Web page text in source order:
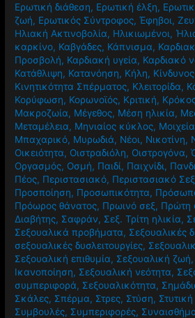
Ερωτική διάθεση, Ερωτική έλξη,
ζωή, Ερωτικός Σύντροφος,Έφηβοι,
Ηλιακή Ακτινοβολία, Ηλικιωμένοι,
καρκίνο, Καβγάδες, Κάπνισμα,
Προσβολή, Καρδιακή υγεία, Καρδιακό
Κατάθλιψη, Κατανόηση, Κήλη,
Κινητικότητα Σπέρματος, Κλειτορίδα,
Κορύφωση, Κορωνοϊός, Κριτική,
Μακροζωία, Μέγεθος, Μέση ηλικία,
Μεταμέλεια, Μηνιαίος κύκλος, Μοιχεία
Μπαχαρικό, Μυρωδιά, Νέοι, Νικοτίνη,
Οικειότητα, Οιστραδιόλη, Οιστρογόνα,
Οργασμός, Οσμή, Παιδί, Παιχνίδι,
Πέος, Περιστασιακό, Περιστασιακό Σεξ
Προσποίηση, Προσωπικότητα,
Πρόωρος θάνατος, Πρωινό σεξ, Πρώτη
Διαβήτης, Σαφράν, Σεξ. Τρίτη ηλικία,
Σεξουαλικά προβήματα, Σεξουαλικές
σεξουαλικές δυσλειτουργίες,
Σεξουαλική επιθυμία, Σεξουαλική ζωή,
Ικανοποίηση, Σεξουαλική νεότητα,
συμπεριφορά, Σεξουαλικότητα,
Σκάλες, Σπέρμα, Στρες, Στύση,
Συμβουλές, Συμπεριφορές,